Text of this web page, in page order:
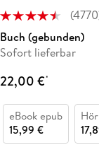
(4770
Buch (gebunden)
Sofort lieferbar
22,00 €*
eBook epub
15,99 €